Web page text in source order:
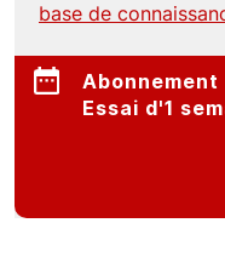
base de
Abonnement
Essai d'1